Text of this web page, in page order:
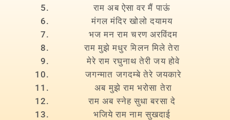
राम अब ऐसा वर मैं पाऊं
मंगल मंदिर खोलो दयामय
भज मन राम चरण अरविंदम
राम मुझे मधुर मिलन मिले तेरा
मेरे राम रघुनाथ तेरी जय होवे
जगन्मात जगदम्बे तेरे जयकारे
अब मुझे राम भरोसा तेरा
राम अब स्नेह सुधा बरसा दे
भजिये राम नाम सुखदाई